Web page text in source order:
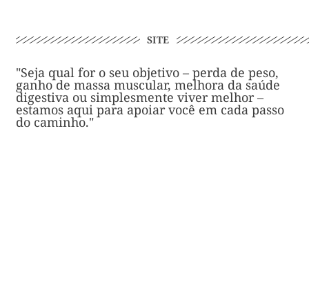
SITE
"Seja qual for o seu objetivo – perda de peso,
ganho de massa muscular, melhora da saúde
digestiva ou simplesmente viver melhor –
estamos aqui para apoiar você em cada passo
do caminho."